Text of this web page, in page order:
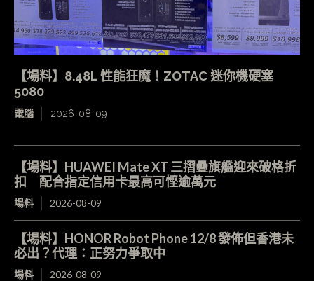
【場料】8.48L 性能狂魔！ZOTAC 迷你機硬塞
5080
電腦 2026-08-09
【場料】HUAWEI Mate XT 三摺疊旗艦迎來破格折
扣 配合指定信用卡最高可慳逾萬元
場料 2026-08-09
【場料】HONOR Robot Phone 12/8 發佈但香港未
必出？代理：正努力爭取中
場料 2026-08-09